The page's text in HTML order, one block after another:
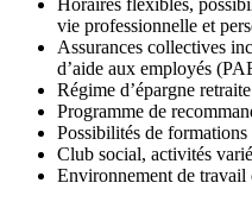
Horaires flexibles,
vie professionnelle et
Assurances collectives
d’aide aux employés
Régime d’épargne
Programme de
Possibilités de
Club social, activités
Environnement de